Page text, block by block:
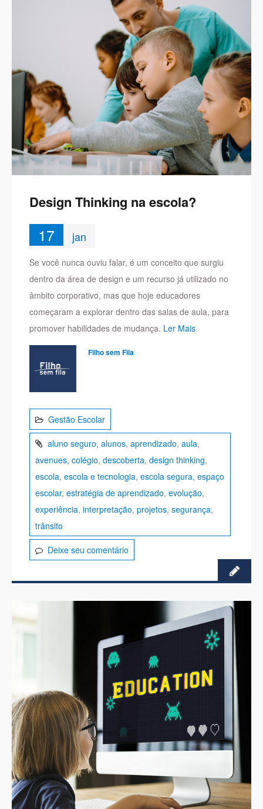
Design Thinking na escola?
17 jan
Se você nunca ouviu falar, é um conceito que surgiu
dentro da área de design e um recurso já utilizado no
âmbito corporativo, mas que hoje educadores
começaram a explorar dentro das salas de aula, para
promover habilidades de mudança. Ler Mais
Filho sem Fila
Gestão Escolar
aluno seguro,alunos,aprendizado,aula,
avenues,colégio,descoberta,design thinking,
escola,escola e tecnologia,escola segura,espaço
escolar,estratégia de aprendizado,evolução,
experiência,interpretação,projetos,segurança,
trânsito
Deixe seu comentário